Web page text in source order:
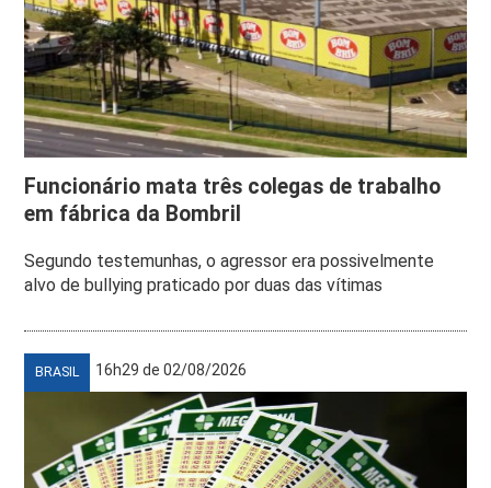
Funcionário mata três colegas de trabalho
em fábrica da Bombril
Segundo testemunhas, o agressor era possivelmente
alvo de bullying praticado por duas das vítimas
BRASIL 16h29 de 02/08/2026